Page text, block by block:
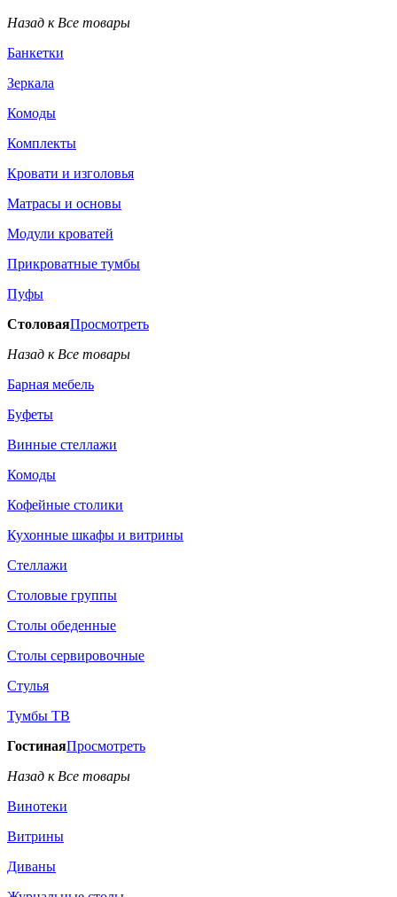
Назад к Все товары
Банкетки
Зеркала
Комоды
Комплекты
Кровати и изголовья
Матрасы и основы
Модули кроватей
Прикроватные тумбы
Пуфы
СтоловаяПросмотреть
Назад к Все товары
Барная мебель
Буфеты
Винные стеллажи
Комоды
Кофейные столики
Кухонные шкафы и витрины
Стеллажи
Столовые группы
Столы обеденные
Столы сервировочные
Стулья
Тумбы ТВ
ГостинаяПросмотреть
Назад к Все товары
Винотеки
Витрины
Диваны